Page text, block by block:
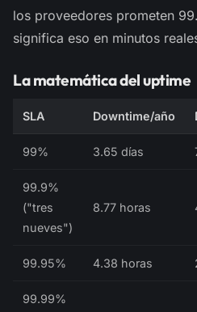
los proveedores prometen
significa eso en minutos
La matemática del uptime
SLA Downtime/año
99% 3.65 días
99.9%
("tres
nueves")
8.77 horas
99.95% 4.38 horas
99.99%